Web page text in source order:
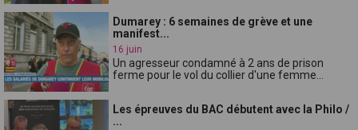
Dumarey : 6 semaines de grève et une
manifest...
16 juin
Un agresseur condamné à 2 ans de prison
ferme pour le vol du collier d'une femme...
Les épreuves du BAC débutent avec la Philo /
...